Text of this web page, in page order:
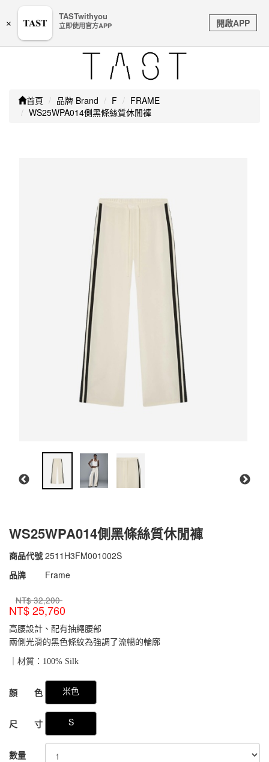
銀行帳戶或信用卡等個人資訊，如接到請立即掛斷或撥打
Toggle
navigation
首頁 品牌 Brand F
FRAME
WS25WPA014側黑條絲質休閒褲
WS25WPA014側黑條絲質休閒褲
商品代號 2511H3FM001002S
2511H3FM001002S
品牌
Frame
NT$32,200
NT$25,760
高腰設計、配有抽繩腰部
兩側光滑的黑色條紋為強調了流暢的輪廓
｜材質：100% Silk
GOODS000000000000048501765
顏 色 米色
尺 寸 S
數量
×
TASTwithyou
立即使用官方APP 開啟APP